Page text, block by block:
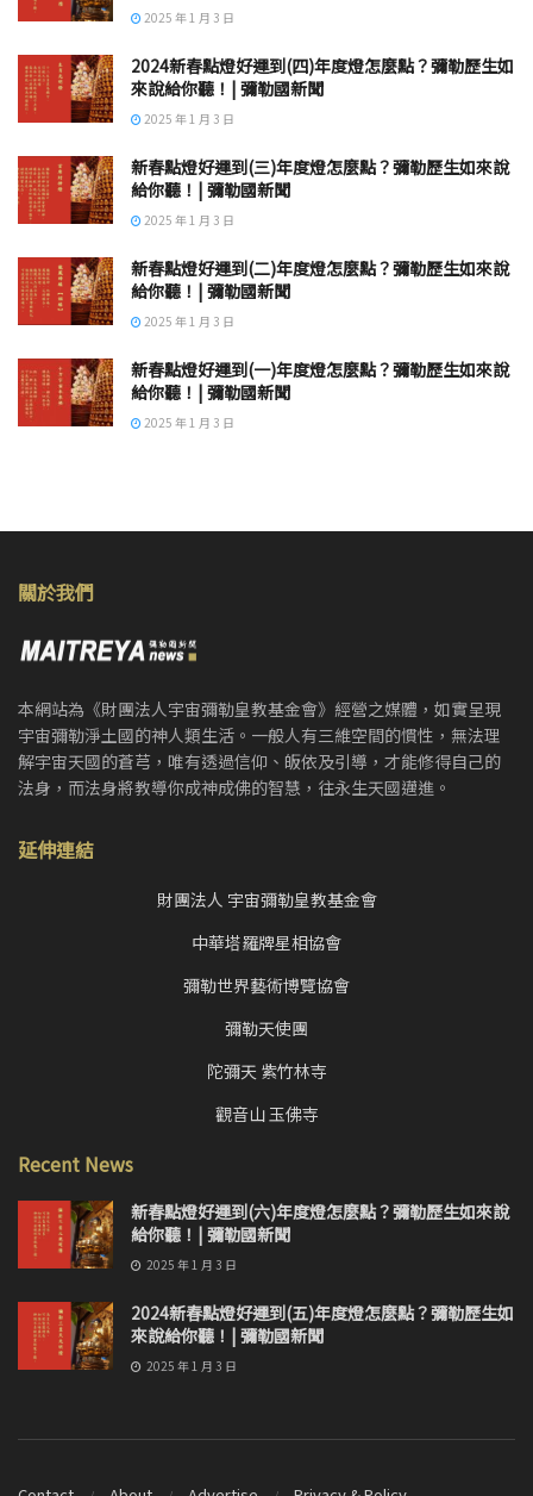
2025 年 1 月 3 日
2024新春點燈好運到(四)年度燈怎麼點？彌勒歷生如
來說給你聽！| 彌勒國新聞
2025 年 1 月 3 日
新春點燈好運到(三)年度燈怎麼點？彌勒歷生如來說
給你聽！| 彌勒國新聞
2025 年 1 月 3 日
新春點燈好運到(二)年度燈怎麼點？彌勒歷生如來說
給你聽！| 彌勒國新聞
2025 年 1 月 3 日
新春點燈好運到(一)年度燈怎麼點？彌勒歷生如來說
給你聽！| 彌勒國新聞
2025 年 1 月 3 日
關於我們
本網站為《財團法人宇宙彌勒皇教基金會》經營之媒體，如實呈現
宇宙彌勒淨土國的神人類生活。一般人有三維空間的慣性，無法理
解宇宙天國的蒼芎，唯有透過信仰、皈依及引導，才能修得自己的
法身，而法身將教導你成神成佛的智慧，往永生天國邁進。
延伸連結
財團法人 宇宙彌勒皇教基金會
中華塔羅牌星相協會
彌勒世界藝術博覽協會
彌勒天使團
陀彌天 紫竹林寺
觀音山 玉佛寺
Recent News
新春點燈好運到(六)年度燈怎麼點？彌勒歷生如來說
給你聽！| 彌勒國新聞
2025 年 1 月 3 日
2024新春點燈好運到(五)年度燈怎麼點？彌勒歷生如
來說給你聽！| 彌勒國新聞
2025 年 1 月 3 日